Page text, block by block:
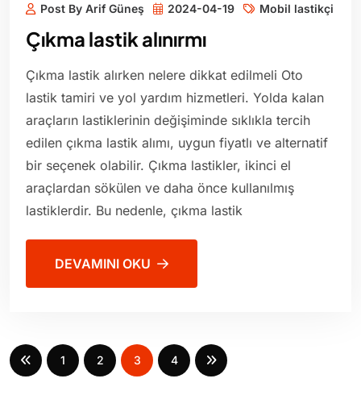
Post By Arif Güneş 2024-04-19 Mobil lastikçi
Çıkma lastik alınırmı
Çıkma lastik alırken nelere dikkat edilmeli Oto
lastik tamiri ve yol yardım hizmetleri. Yolda kalan
araçların lastiklerinin değişiminde sıklıkla tercih
edilen çıkma lastik alımı, uygun fiyatlı ve alternatif
bir seçenek olabilir. Çıkma lastikler, ikinci el
araçlardan sökülen ve daha önce kullanılmış
lastiklerdir. Bu nedenle, çıkma lastik
DEVAMINI OKU
1 2 3 4